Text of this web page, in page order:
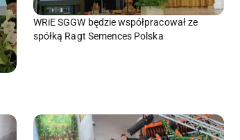
WRiE SGGW będzie współpracował ze
spółką Ragt Semences Polska